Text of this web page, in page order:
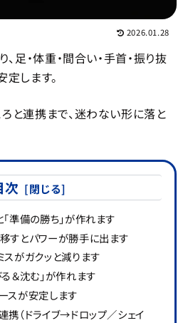
2026.01.28
、足・体重・間合い・手首・振り抜
します。
と連携まで、迷わない形に落と
次
準備の勝ち」が作れます
すとパワーが勝手に出ます
スがガクッと減ります
＆沈む」が作れます
スが安定します
携（ドライブ→ドロップ／シェイ